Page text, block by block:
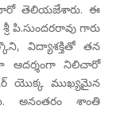
తెలియజేశారు. ఈ
పి.సుందరరావు గారు
విద్యాశక్తితో తన
ఆదర్శంగా నిలిచారో
యొక్క ముఖ్యమైన
అనంతరం శాంతి